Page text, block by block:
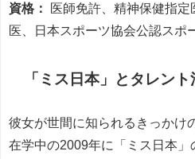
資格：
医師免許、精神保健指
医、日本スポーツ協会公認スポ
「ミス日本」とタレン
彼女が世間に知られるきっかけ
在学中の2009年に「ミス日本」